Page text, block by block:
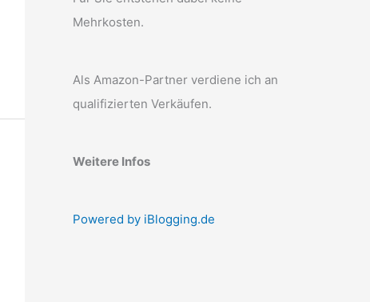
Mehrkosten.
Als Amazon-Partner verdiene ich an
qualifizierten Verkäufen.
Weitere Infos
Powered by iBlogging.de